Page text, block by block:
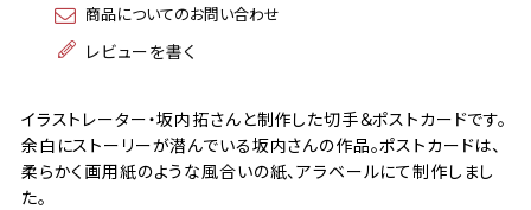
商品についてのお問い合わせ
レビューを書く
イラストレーター・坂内拓さんと制作した切手＆ポストカードです。
余白にストーリーが潜んでいる坂内さんの作品。ポストカードは、
柔らかく画用紙のような風合いの紙、アラベールにて制作しまし
た。